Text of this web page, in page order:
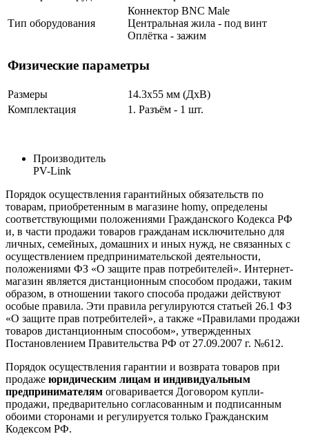
Тип оборудования
Коннектор BNC Male
Центральная жила - под винт
Оплётка - зажим
Физические параметры
Размеры
14.3x55 мм (ДхВ)
Комплектация
1. Разъём - 1 шт.
Производитель
PV-Link
Порядок осуществления гарантийных обязательств по
товарам, приобретенным в магазине homy, определены
соответствующими положениями Гражданского Кодекса РФ
и, в части продажи товаров гражданам исключительно для
личных, семейных, домашних и иных нужд, не связанных с
осуществлением предпринимательской деятельности,
положениями ФЗ «О защите прав потребителей». Интернет-
магазин является дистанционным способом продажи, таким
образом, в отношении такого способа продажи действуют
особые правила. Эти правила регулируются статьей 26.1 ФЗ
«О защите прав потребителей», а также «Правилами продажи
товаров дистанционным способом», утвержденных
Постановлением Правительства РФ от 27.09.2007 г. №612.
Порядок осуществления гарантии и возврата товаров при
продаже юридическим лицам и индивидуальным
предпринимателям оговаривается Договором купли-
продажи, предварительно согласованным и подписанным
обоими сторонами и регулируется только Гражданским
Кодексом РФ.